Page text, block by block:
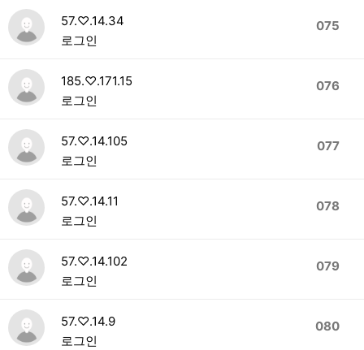
075
57.♡.14.34
로그인
076
185.♡.171.15
로그인
077
57.♡.14.105
로그인
078
57.♡.14.11
로그인
079
57.♡.14.102
로그인
080
57.♡.14.9
로그인